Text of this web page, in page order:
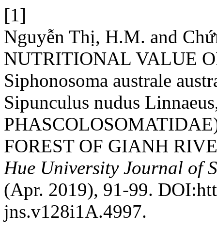
[1]
Nguyễn Thị, H.M. and
NUTRITIONAL VALUE
Siphonosoma australe
Sipunculus nudus
FOREST OF GIANH
Hue University Journal of
(Apr. 2019), 91-99.
jns.v128i1A.4997.